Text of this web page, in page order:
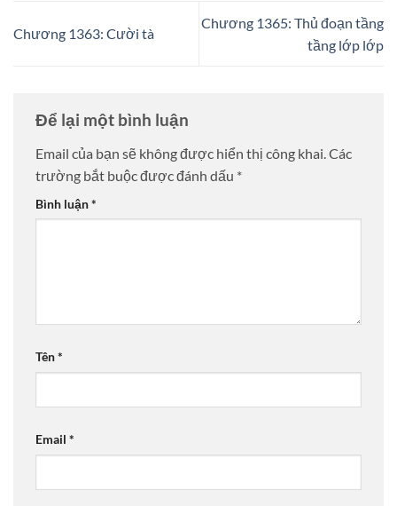
Chương 1363: Cười tà
Chương 1365: Thủ đoạn tầng
tầng lớp lớp
Để lại một bình luận
Email của bạn sẽ không được hiển thị công khai. Các
trường bắt buộc được đánh dấu *
Bình luận*
Tên*
Email *